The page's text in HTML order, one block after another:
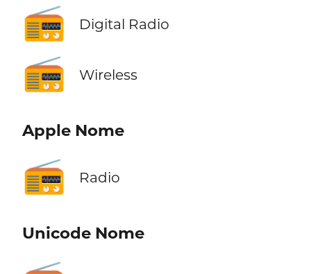
📻 Digital Radio
📻 Wireless
Apple Nome
📻 Radio
Unicode Nome